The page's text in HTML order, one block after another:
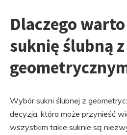
Dlaczego
suknię ślubną z
Wybór sukni ślubnej z
decyzja, która może przynieść
wszystkim takie suknie są